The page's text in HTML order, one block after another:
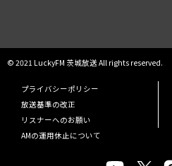
© 2021 LuckyFM 茨城放送 All rights reserved.
プライバシーポリシー
放送基準の改正
リスナーへのお願い
AMの運用休止について